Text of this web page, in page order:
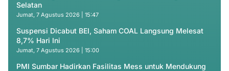
Selatan
Jumat, 7 Agustus 2026 | 15:47
Suspensi Dicabut BEI, Saham COAL Langsung Melesat
8,7% Hari Ini
Jumat, 7 Agustus 2026 | 15:00
PMI Sumbar Hadirkan Fasilitas Mess untuk Mendukung